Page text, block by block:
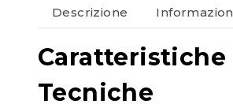
Descrizione
Caratteristiche
Tecniche